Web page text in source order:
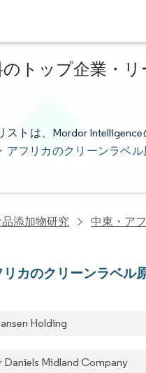
トップ企業・リ
トは、Mordor
アフリカのクリーンラベル
添加物研究 中東・ア
カのクリーンラベル
Holding
Daniels Midland Company